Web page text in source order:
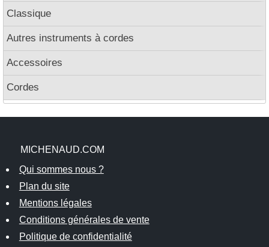
Classique
Autres instruments à cordes
Accessoires
Cordes
MICHENAUD.COM
Qui sommes nous ?
Plan du site
Mentions légales
Conditions générales de vente
Politique de confidentialité